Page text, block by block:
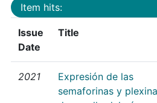
Item hits:
Issue
Date
Title
2021
Expresión de las
semaforinas y